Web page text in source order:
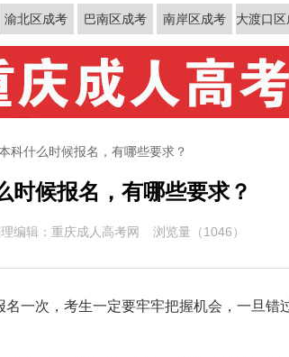
渝北区成考 巴南区成考 南岸区成考 大渡口
科什么时候报名，有哪些要求？
时候报名，有哪些要求？
编辑： 重庆成人高考网 浏览量（1046）
一次，考生一定要牢牢把握机会，一旦错